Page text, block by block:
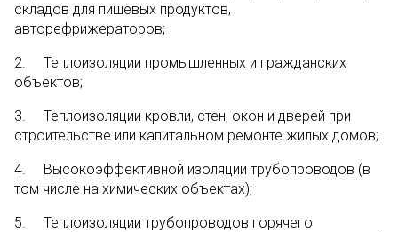
складов для пищевых продуктов,
авторефрижераторов;
2. Теплоизоляции промышленных и гражданских
объектов;
3. Теплоизоляции кровли, стен, окон и дверей при
строительстве или капитальном ремонте жилых домов;
4. Высокоэффективной изоляции трубопроводов (в
том числе на химических объектах);
5. Теплоизоляции трубопроводов горячего